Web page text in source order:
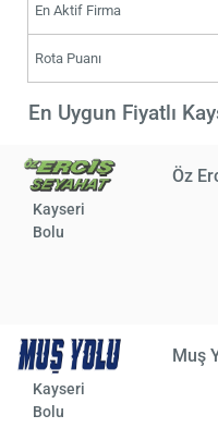
En Aktif Firma
Rota Puanı
En Uygun Fiyatlı
Öz
Kayseri
Bolu
Muş
Kayseri
Bolu